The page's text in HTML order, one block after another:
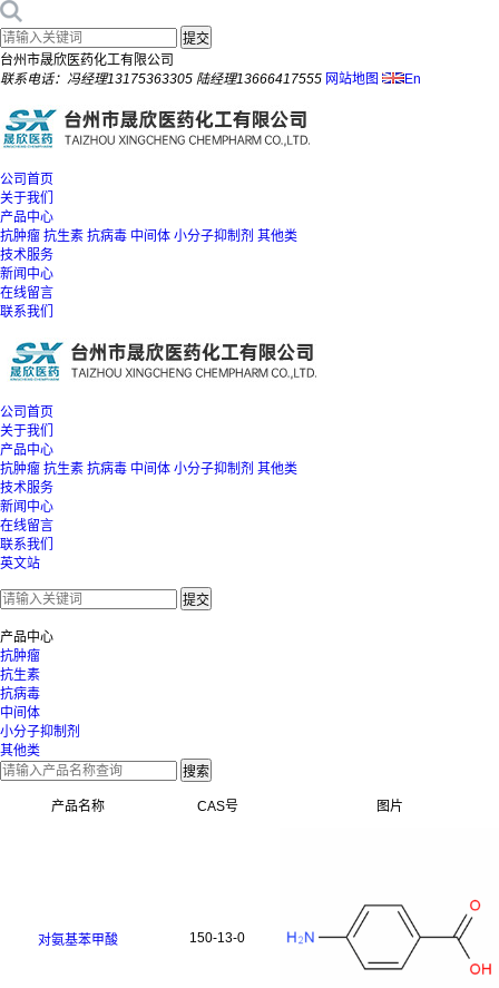
台州市晟欣医药化工有限公司
联系电话：冯经理13175363305 陆经理13666417555 网站地图 En
公司首页
关于我们
产品中心
抗肿瘤 抗生素 抗病毒 中间体 小分子抑制剂 其他类
技术服务
新闻中心
在线留言
联系我们
公司首页
关于我们
产品中心
抗肿瘤 抗生素 抗病毒 中间体 小分子抑制剂 其他类
技术服务
新闻中心
在线留言
联系我们
英文站
产品中心
抗肿瘤
抗生素
抗病毒
中间体
小分子抑制剂
其他类
产品名称 CAS号 图片
对氨基苯甲酸 150-13-0